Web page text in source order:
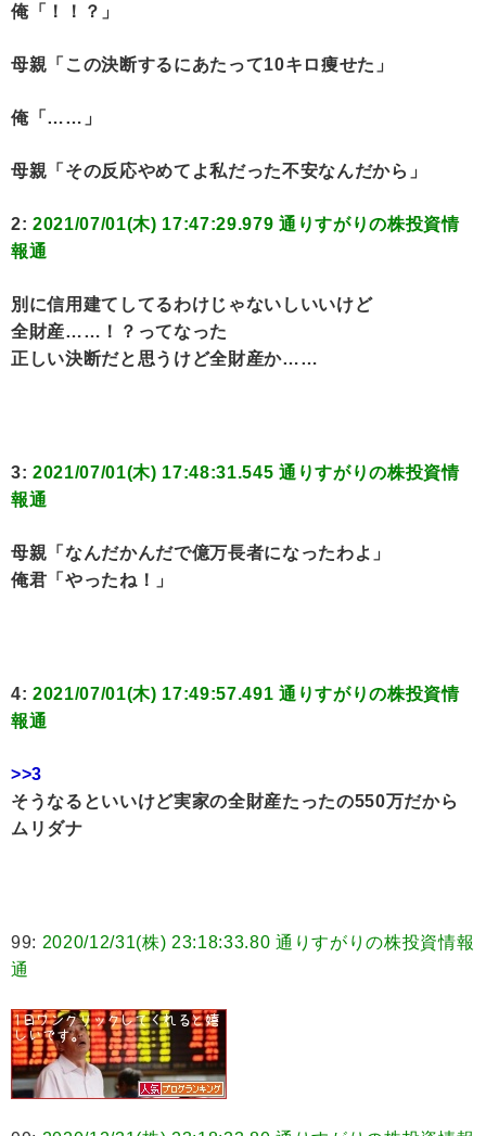
俺「！！？」
母親「この決断するにあたって10キロ痩せた」
俺「……」
母親「その反応やめてよ私だった不安なんだから」
2: 2021/07/01(木) 17:47:29.979 通りすがりの株投資情
報通
別に信用建てしてるわけじゃないしいいけど
全財産……！？ってなった
正しい決断だと思うけど全財産か……
3: 2021/07/01(木) 17:48:31.545 通りすがりの株投資情
報通
母親「なんだかんだで億万長者になったわよ」
俺君「やったね！」
4: 2021/07/01(木) 17:49:57.491 通りすがりの株投資情
報通
>>3
そうなるといいけど実家の全財産たったの550万だから
ムリダナ
99: 2020/12/31(株) 23:18:33.80 通りすがりの株投資情報
通